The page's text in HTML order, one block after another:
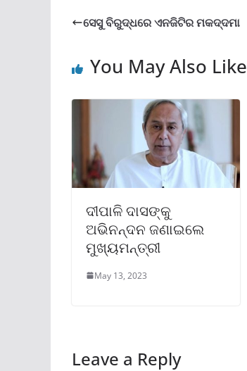
ସେସୁ ବିରୁଦ୍ଧରେ ଏନଜିଟିର ମକଦ୍ଦମା
You May Also Like
ଦୀପାଳି ଦାସଙ୍କୁ
ଅଭିନନ୍ଦନ ଜଣାଇଲେ
ମୁଖ୍ୟମନ୍ତ୍ରୀ
May 13, 2023
Leave a Reply